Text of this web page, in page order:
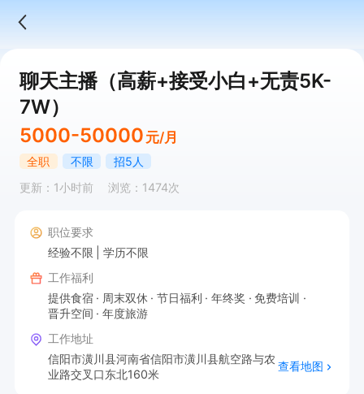
聊天主播（高薪+接受小白+无责5K-
7W）
5000-50000 元/月
全职 不限
招5人
更新：1小时前
浏览：1474次
职位要求
经验不限
学历不限
工作福利
提供食宿
周末双休 节日福利 年终奖
免费培训
晋升空间
年度旅游
工作地址
信阳市潢川县河南省信阳市潢川县航空路与农
业路交叉口东北160米
查看地图